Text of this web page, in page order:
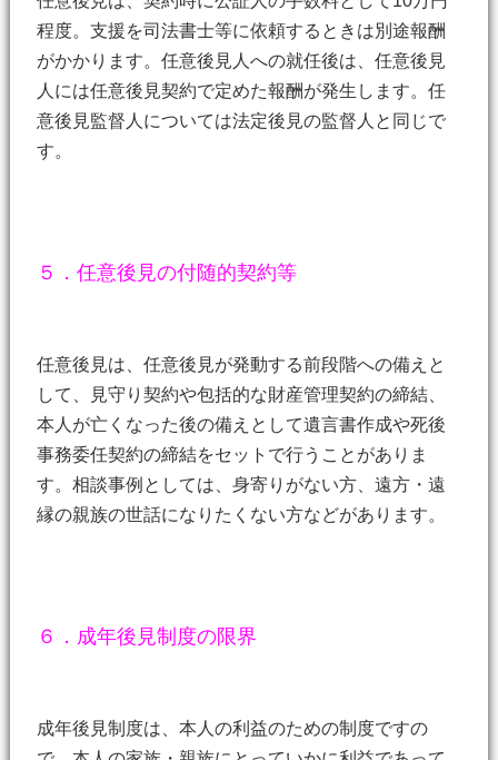
程度。支援を司法書士等に依頼するときは別途報酬
がかかります。任意後見人への就任後は、任意後見
人には任意後見契約で定めた報酬が発生します。任
意後見監督人については法定後見の監督人と同じで
す。
５．任意後見の付随的契約等
任意後見は、任意後見が発動する前段階への備えと
して、見守り契約や包括的な財産管理契約の締結、
本人が亡くなった後の備えとして遺言書作成や死後
事務委任契約の締結をセットで行うことがありま
す。相談事例としては、身寄りがない方、遠方・遠
縁の親族の世話になりたくない方などがあります。
６．成年後見制度の限界
成年後見制度は、本人の利益のための制度ですの